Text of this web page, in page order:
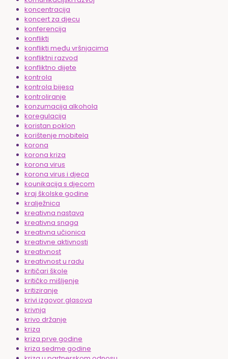
koncentracija
koncert za djecu
konferencija
konflikti
konflikti među vršnjacima
konfliktni razvod
konfliktno dijete
kontrola
kontrola bijesa
kontroliranje
konzumacija alkohola
koregulacija
koristan poklon
korištenje mobitela
korona
korona kriza
korona virus
korona virus i djeca
kounikacija s djecom
kraj školske godine
kralježnica
kreativna nastava
kreativna snaga
kreativna učionica
kreativne aktivnosti
kreativnost
kreativnost u radu
kritičari škole
kritičko mišljenje
kritiziranje
krivi izgovor glasova
krivnja
krivo držanje
kriza
kriza prve godine
kriza sedme godine